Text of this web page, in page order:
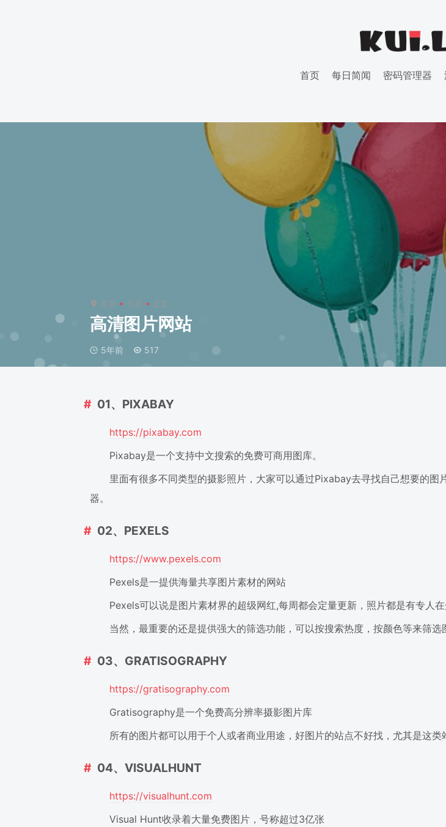
首页 每日简闻 密码管理器
首页 分享 正文
高清图片网站
5年前 517
01、PIXABAY
https://pixabay.com
Pixabay是一个支持中文搜索的免费可商用图库。
里面有很多不同类型的摄影照片，大家可以通过Pixabay去寻找自己想要的
器。
02、PEXELS
https://www.pexels.com
Pexels是一提供海量共享图片素材的网站
Pexels可以说是图片素材界的超级网红,每周都会定量更新，照片都是有专人在
当然，最重要的还是提供强大的筛选功能，可以按搜索热度，按颜色等来筛选
03、GRATISOGRAPHY
https://gratisography.com
Gratisography是一个免费高分辨率摄影图片库
所有的图片都可以用于个人或者商业用途，好图片的站点不好找，尤其是这类
04、VISUALHUNT
https://visualhunt.com
Visual Hunt收录着大量免费图片，号称超过3亿张